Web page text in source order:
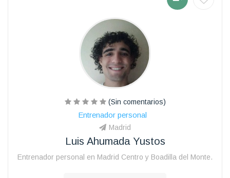
(Sin comentarios)
Entrenador personal
Madrid
Luis Ahumada Yustos
Entrenador personal en Madrid Centro y Boadilla del Monte.